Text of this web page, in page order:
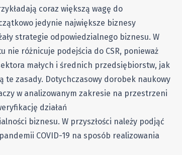
coraz większą wagę do
jedynie największe biznesy
strategie odpowiedzialnego biznesu. W
nie różnicuje podejścia do CSR, ponieważ
małych i średnich przedsiębiorstw, jak
zasady. Dotychczasowy dorobek naukowy
w analizowanym zakresie na przestrzeni
działań
biznesu. W przyszłości należy podjąć
COVID-19 na sposób realizowania